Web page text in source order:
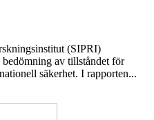
(SIPRI)
av tillståndet för
säkerhet. I rapporten...